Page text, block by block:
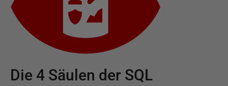
Die 4 Säulen der SQL